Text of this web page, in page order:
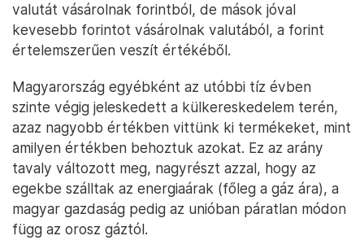
valutát vásárolnak forintból, de mások jóval
kevesebb forintot vásárolnak valutából, a forint
értelemszerűen veszít értékéből.
Magyarország egyébként az utóbbi tíz évben
szinte végig jeleskedett a külkereskedelem terén,
azaz nagyobb értékben vittünk ki termékeket, mint
amilyen értékben behoztuk azokat. Ez az arány
tavaly változott meg, nagyrészt azzal, hogy az
egekbe szálltak az energiaárak (főleg a gáz ára), a
magyar gazdaság pedig az unióban páratlan módon
függ az orosz gáztól.